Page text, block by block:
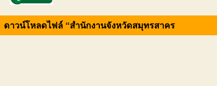
ดาวน์โหลดไฟล์ “สำนักงานจังหวัดสมุทรสาคร